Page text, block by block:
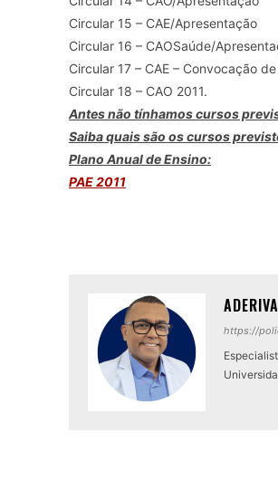
Circular 15 – CAE/Apresentação
Circular 16 – CAOSaúde/
Circular 17 – CAE – Convocação
Circular 18 – CAO 2011.
Antes não tínhamos cursos
Saiba quais são os cursos
Plano Anual de Ensino:
PAE 2011
https://